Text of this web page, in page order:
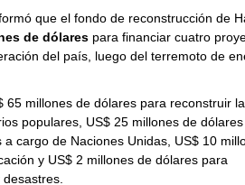
que el fondo de reconstrucción de
de dólarespara financiar cuatro
del país, luego del terremoto de
65 millones de dólares para reconstruir
populares, US$ 25 millones de dólares
cargo de Naciones Unidas, US$ 10
y US$ 2 millones de dólares para